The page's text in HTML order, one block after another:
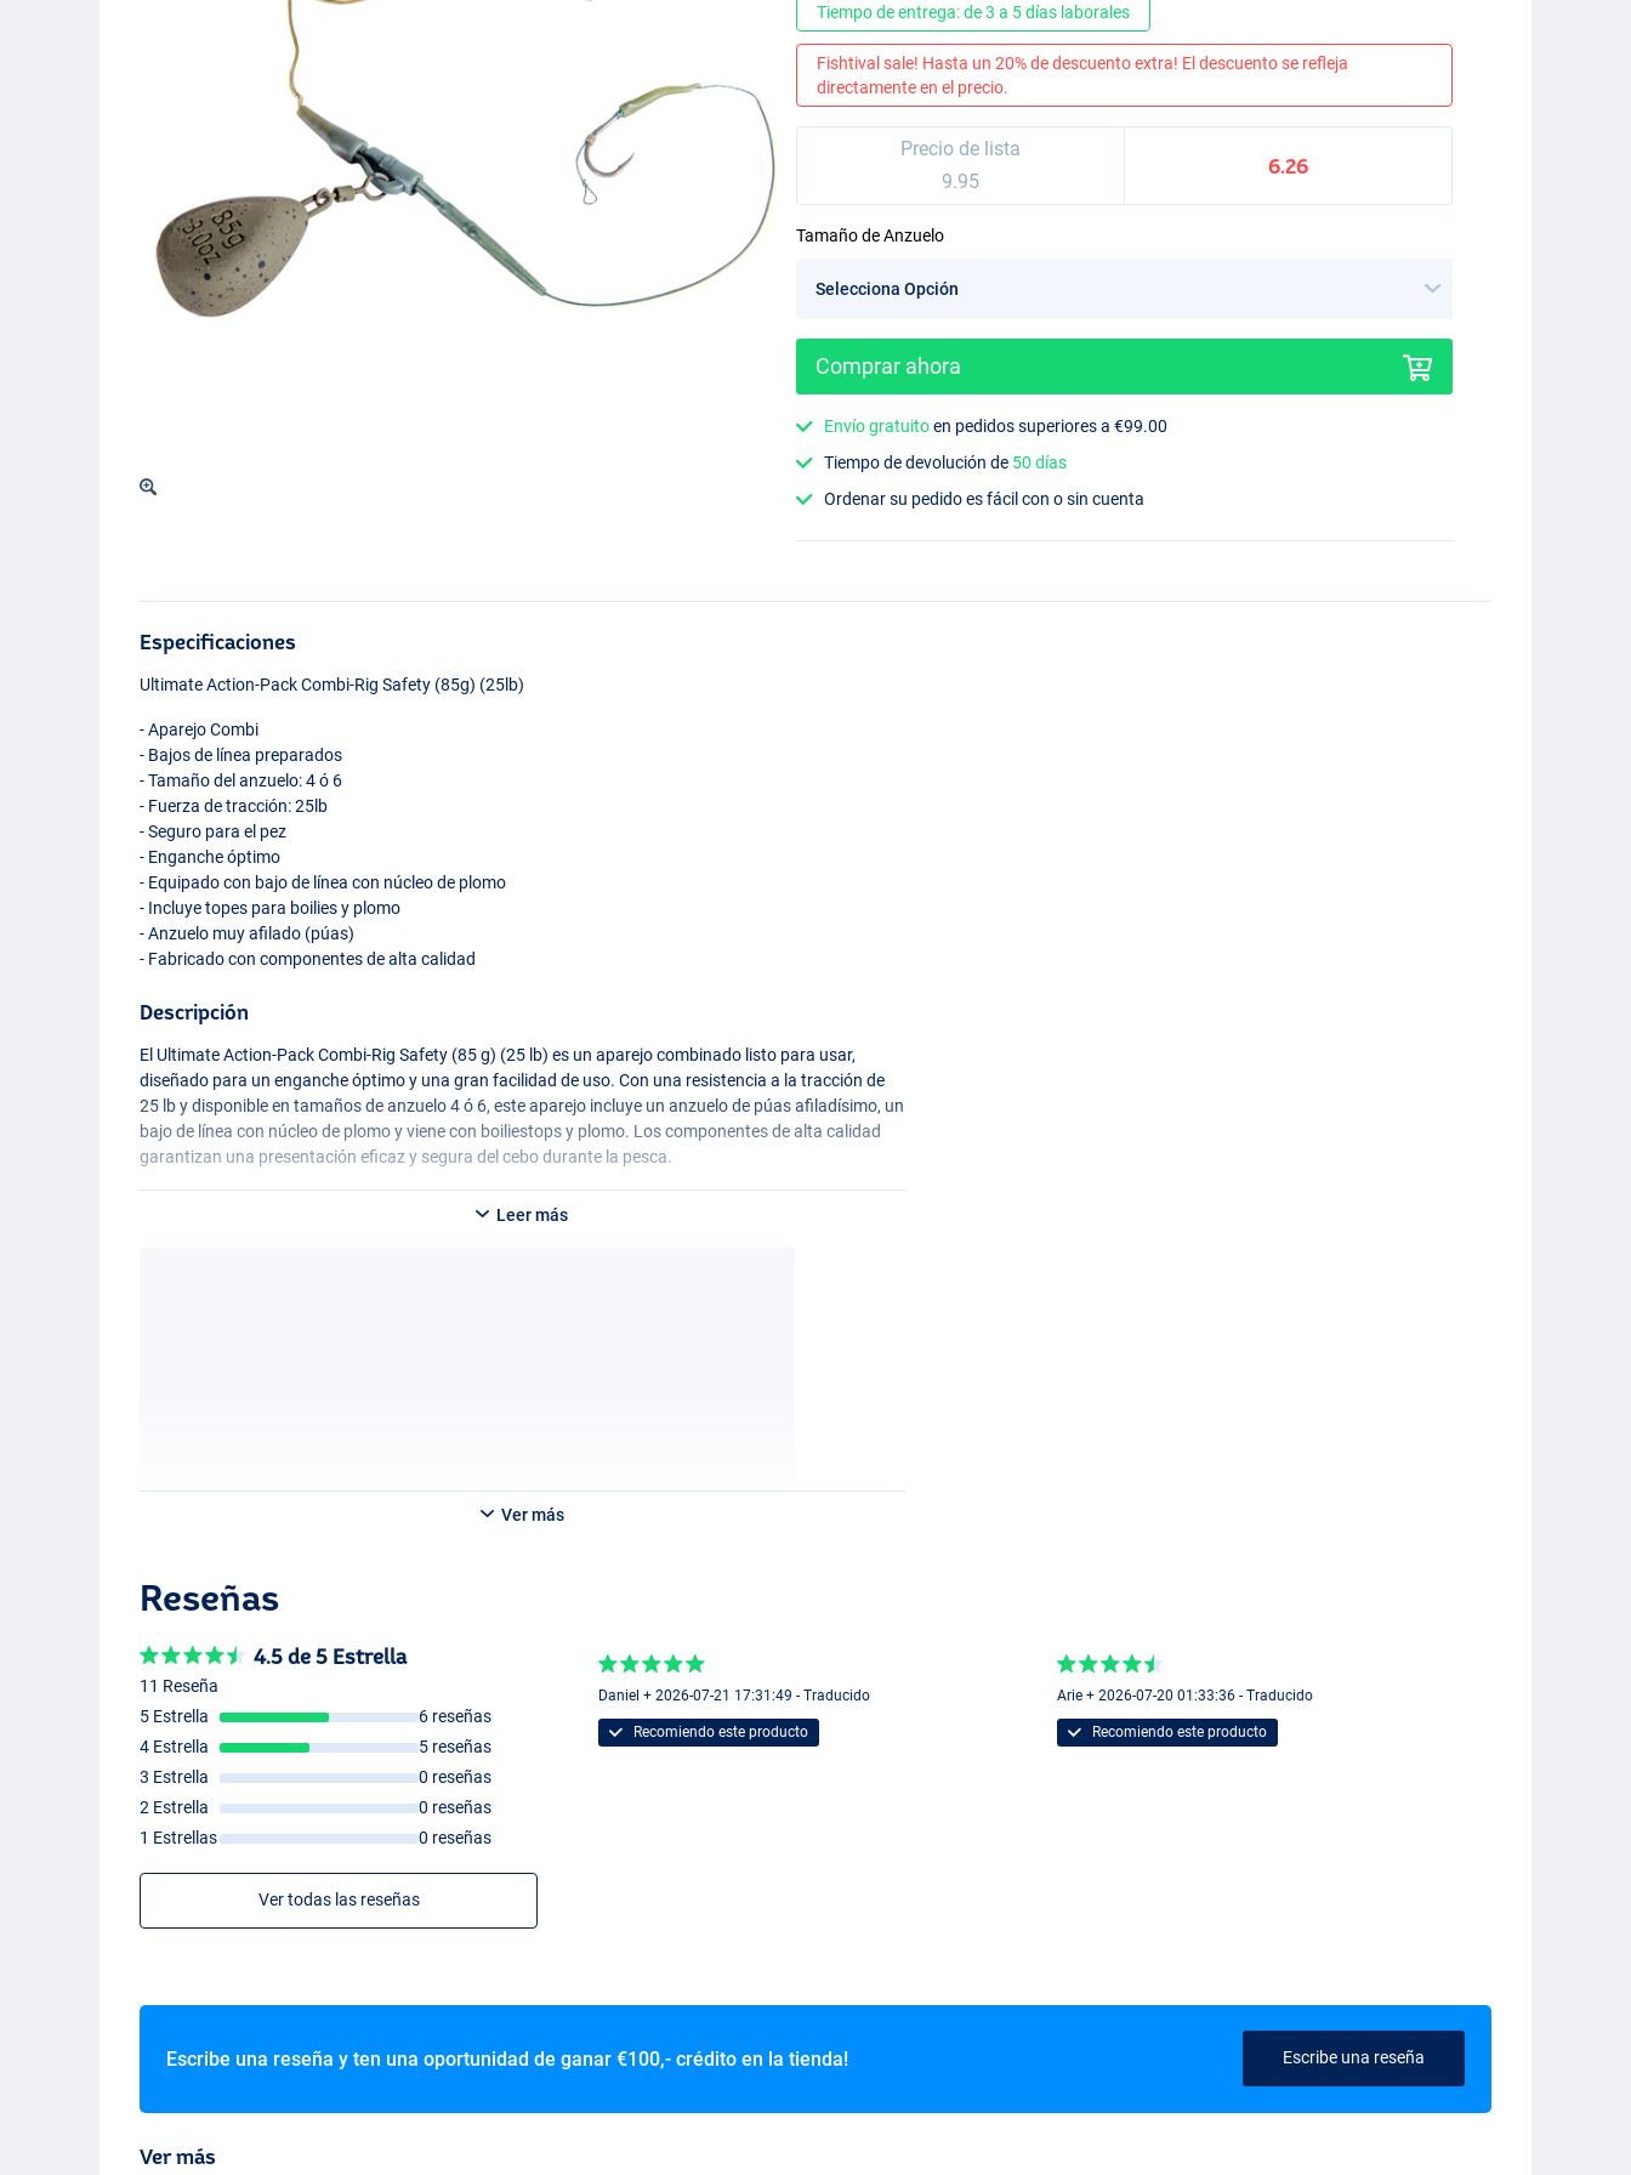
Tiempo de entrega: de 3 a 5 días laborales
Fishtival sale! Hasta un 20% de descuento extra! El descuento se refleja
directamente en el precio.
Precio de lista
9.95
6.26
Tamaño de Anzuelo
Comprar ahora
Envío gratuitoen pedidos superiores a €99.00
Tiempo de devolución de 50 días
Ordenar su pedido es fácil con o sin cuenta
Especificaciones
Ultimate Action-Pack Combi-Rig Safety (85g) (25lb)
- Aparejo Combi
- Bajos de línea preparados
- Tamaño del anzuelo: 4 ó 6
- Fuerza de tracción: 25lb
- Seguro para el pez
- Enganche óptimo
- Equipado con bajo de línea con núcleo de plomo
- Incluye topes para boilies y plomo
- Anzuelo muy afilado (púas)
- Fabricado con componentes de alta calidad
Descripción
El Ultimate Action-Pack Combi-Rig Safety (85 g) (25 lb) es un aparejo combinado listo para usar,
diseñado para un enganche óptimo y una gran facilidad de uso. Con una resistencia a la tracción de
25 lb y disponible en tamaños de anzuelo 4 ó 6, este aparejo incluye un anzuelo de púas afiladísimo, un
bajo de línea con núcleo de plomo y viene con boiliestops y plomo. Los componentes de alta calidad
garantizan una presentación eficaz y segura del cebo durante la pesca.
Leer más
Ver más
Reseñas
4.5 de 5 Estrella
11 Reseña
5 Estrella
6 reseñas
4 Estrella
5 reseñas
3 Estrella
0 reseñas
2 Estrella
0 reseñas
1 Estrellas
0 reseñas
Ver todas las reseñas
Daniel + 2026-07-21 17:31:49 - Traducido
Recomiendo este producto
Arie + 2026-07-20 01:33:36 - Traducido
Recomiendo este producto
Escribe una reseña y ten una oportunidad de ganar €100,- crédito en la tienda! Escribe una reseña
Ver más